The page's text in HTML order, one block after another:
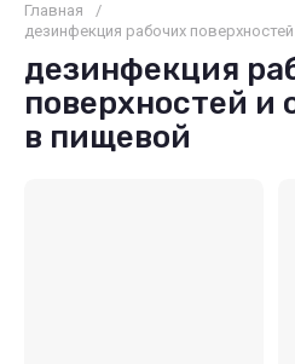
Главная
/
дезинфекция рабочих
дезинфекция
поверхностей и
в пищевой